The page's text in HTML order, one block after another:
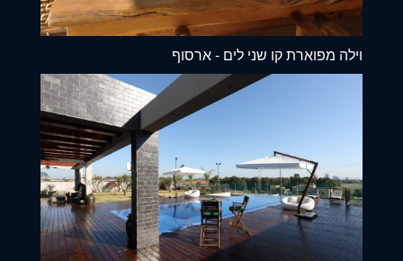
וילה מפוארת קו שני לים - ארסוף